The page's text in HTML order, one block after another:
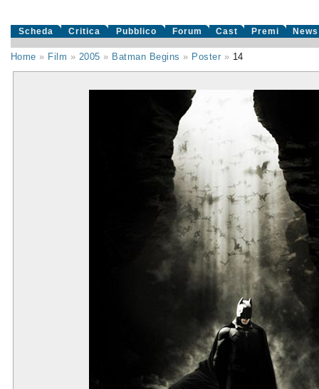
Scheda Critica Pubblico Forum Cast Premi News
Home » Film » 2005 » Batman Begins » Poster » 14